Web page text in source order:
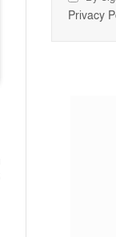
Privacy